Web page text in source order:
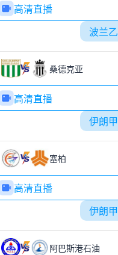
高清直播
波兰乙
桑德克亚
高清直播
伊朗甲
塞柏
高清直播
伊朗甲
阿巴斯港石油